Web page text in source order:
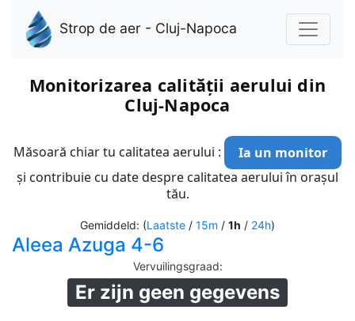
Strop de aer - Cluj-Napoca
Monitorizarea calității aerului din
Cluj-Napoca
Măsoară chiar tu calitatea aerului :
Ia un monitor
și contribuie cu date despre calitatea aerului în orașul
tău.
Gemiddeld: (Laatste / 15m / 1h / 24h)
Aleea Azuga 4-6
Vervuilingsgraad:
Er zijn geen gegevens